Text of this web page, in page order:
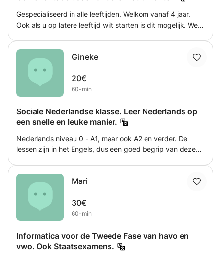
Gespecialiseerd in alle leeftijden. Welkom vanaf 4 jaar.
Ook als u op latere leeftijd wilt starten is dit mogelijk. We
voorwaarts maken, duetten spelen, enz. Bij jonge kids of
jongeren met problematiek worden de lessen flexibel ter
plekke aangepast aan de concentratieboog.
Gineke
20€
60-min
Sociale Nederlandse klasse. Leer Nederlands op
een snelle en leuke manier.
Nederlands niveau 0 - A1, maar ook A2 en verder. De
lessen zijn in het Engels, dus een goed begrip van deze
Mari
30€
60-min
Informatica voor de Tweede Fase van havo en
vwo. Ook Staatsexamens.